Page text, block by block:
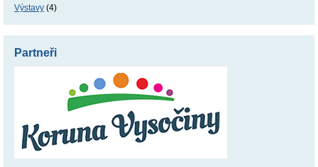
Výstavy (4)
Partneři